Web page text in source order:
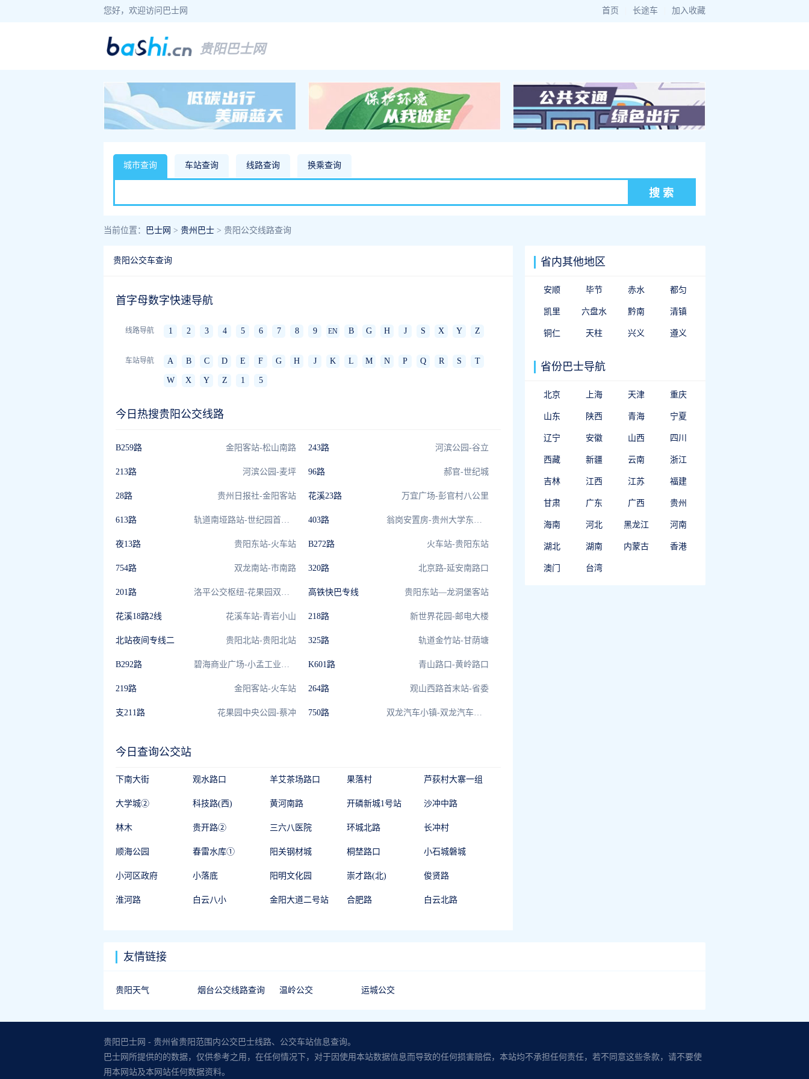
您好，欢迎访问巴士网 首页 长途车 加入收藏
贵阳巴士网
城市查询 车站查询 线路查询 换乘查询
当前位置： 巴士网 > 贵州巴士 > 贵阳公交线路查询
贵阳公交车查询
首字母数字快速导航
线路导航 1 2 3 4 5 6 7 8 9 EN B G H J S X Y Z
车站导航 A B C D E F G H J K L M N P Q R S T
W X Y Z 1 5
今日热搜贵阳公交线路
B259路 金阳客站-松山南路 243路 河滨公园-谷立
213路 河滨公园-麦坪 96路 郝官-世纪城
28路 贵州日报社-金阳客站 花溪23路 万宜广场-彭官村八公里
613路 轨道南垭路站-世纪园首末站 403路 翁岗安置房-贵州大学东校区
夜13路 贵阳东站-火车站 B272路 火车站-贵阳东站
754路 双龙南站-市南路 320路 北京路-延安南路口
201路 洛平公交枢纽-花果园双子塔 高铁快巴专线 贵阳东站—龙洞堡客站
花溪18路2线 花溪车站-青岩小山 218路 新世界花园-邮电大楼
北站夜间专线二 贵阳北站-贵阳北站 325路 轨道金竹站-甘荫塘
B292路 碧海商业广场-小孟工业园站 K601路 青山路口-黄岭路口
219路 金阳客站-火车站 264路 观山西路首末站-省委
支211路 花果园中央公园-蔡冲 750路 双龙汽车小镇-双龙汽车小镇
今日查询公交站
下南大街 观水路口 羊艾茶场路口 果落村 芦荻村大寨一组
大学城② 科技路(西) 黄河南路 开磷新城1号站 沙冲中路
林木 贵开路② 三六八医院 环城北路 长冲村
顺海公园 春雷水库① 阳关钢材城 桐埜路口 小石城磐城
小河区政府 小落底 阳明文化园 崇才路(北) 俊贤路
淮河路 白云八小 金阳大道二号站 合肥路 白云北路
省内其他地区
安顺 毕节 赤水 都匀
凯里 六盘水 黔南 清镇
铜仁 天柱 兴义 遵义
省份巴士导航
北京 上海 天津 重庆
山东 陕西 青海 宁夏
辽宁 安徽 山西 四川
西藏 新疆 云南 浙江
吉林 江西 江苏 福建
甘肃 广东 广西 贵州
海南 河北 黑龙江 河南
湖北 湖南 内蒙古 香港
澳门 台湾
友情链接
贵阳天气 烟台公交线路查询 温岭公交 运城公交
贵阳巴士网 - 贵州省贵阳范围内公交巴士线路、公交车站信息查询。
巴士网所提供的的数据，仅供参考之用，在任何情况下，对于因使用本站数据信息而导致的任何损害赔偿，本站均不承担任何责任，若不同意这些条款，请不要使
用本网站及本网站任何数据资料。